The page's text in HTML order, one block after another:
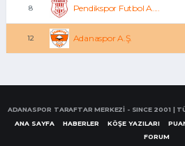
8 Pendikspor Futbol A....
12 Adanaspor A.Ş.
ADANASPOR TARAFTAR MERKEZİ - SINCE 2001 |
ANA SAYFA
HABERLER KÖŞE YAZILARI
FORUM